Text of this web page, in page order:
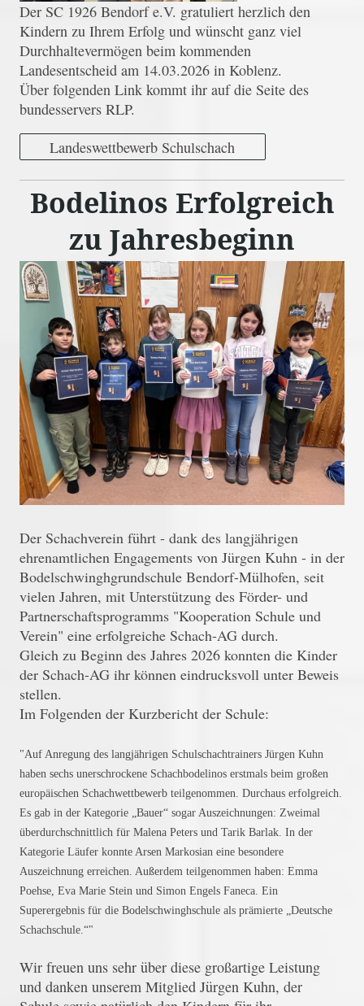
Der SC 1926 Bendorf e.V. gratuliert herzlich den
Kindern zu Ihrem Erfolg und wünscht ganz viel
Durchhaltevermögen beim kommenden
Landesentscheid am 14.03.2026 in Koblenz.
Über folgenden Link kommt ihr auf die Seite des
bundesservers RLP.
Landeswettbewerb Schulschach
Bodelinos Erfolgreich
zu Jahresbeginn
Der Schachverein führt - dank des langjährigen
ehrenamtlichen Engagements von Jürgen Kuhn - in der
Bodelschwinghgrundschule Bendorf-Mülhofen, seit
vielen Jahren, mit Unterstützung des Förder- und
Partnerschaftsprogramms "Kooperation Schule und
Verein" eine erfolgreiche Schach-AG durch.
Gleich zu Beginn des Jahres 2026 konnten die Kinder
der Schach-AG ihr können eindrucksvoll unter Beweis
stellen.
Im Folgenden der Kurzbericht der Schule:
"Auf Anregung des langjährigen Schulschachtrainers Jürgen Kuhn
haben sechs unerschrockene Schachbodelinos erstmals beim großen
europäischen Schachwettbewerb teilgenommen. Durchaus erfolgreich.
Es gab in der Kategorie „Bauer“ sogar Auszeichnungen: Zweimal
überdurchschnittlich für Malena Peters und Tarik Barlak. In der
Kategorie Läufer konnte Arsen Markosian eine besondere
Auszeichnung erreichen. Außerdem teilgenommen haben: Emma
Poehse, Eva Marie Stein und Simon Engels Faneca. Ein
Superergebnis für die Bodelschwinghschule als prämierte „Deutsche
Schachschule.“"
Wir freuen uns sehr über diese großartige Leistung
und danken unserem Mitglied Jürgen Kuhn, der